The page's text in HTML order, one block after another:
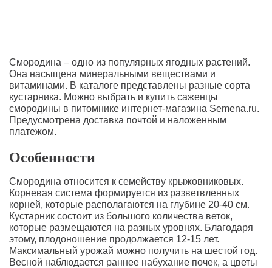
Смородина – одно из популярных ягодных растений.
Она насыщена минеральными веществами и
витаминами. В каталоге представлены разные сорта
кустарника. Можно выбрать и купить саженцы
смородины в питомнике интернет-магазина Semena.ru.
Предусмотрена доставка почтой и наложенным
платежом.
Особенности
Смородина относится к семейству крыжовниковых.
Корневая система формируется из разветвленных
корней, которые располагаются на глубине 20-40 см.
Кустарник состоит из большого количества веток,
которые размещаются на разных уровнях. Благодаря
этому, плодоношение продолжается 12-15 лет.
Максимальный урожай можно получить на шестой год.
Весной наблюдается раннее набухание почек, а цветы